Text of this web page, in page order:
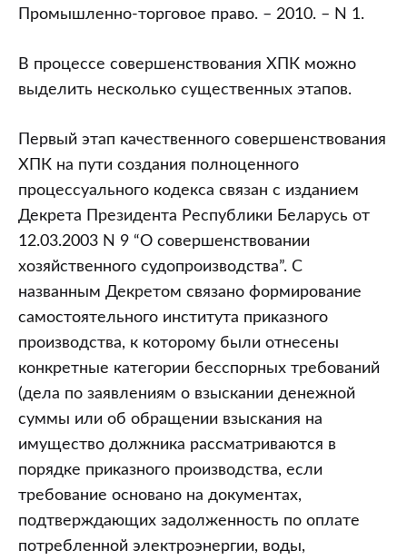
Промышленно-торговое право. – 2010. – N 1.
В процессе совершенствования ХПК можно
выделить несколько существенных этапов.
Первый этап качественного совершенствования
ХПК на пути создания полноценного
процессуального кодекса связан с изданием
Декрета Президента Республики Беларусь от
12.03.2003 N 9 “О совершенствовании
хозяйственного судопроизводства”. С
названным Декретом связано формирование
самостоятельного института приказного
производства, к которому были отнесены
конкретные категории бесспорных требований
(дела по заявлениям о взыскании денежной
суммы или об обращении взыскания на
имущество должника рассматриваются в
порядке приказного производства, если
требование основано на документах,
подтверждающих задолженность по оплате
потребленной электроэнергии, воды,